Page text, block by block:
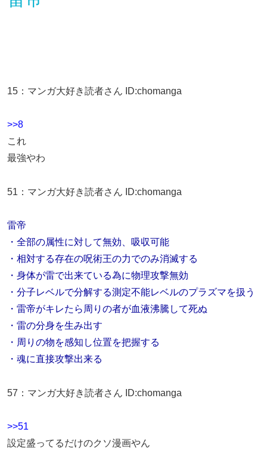
15 ： マンガ大好き読者さん ID:chomanga
>>8
これ
最強やわ
51 ： マンガ大好き読者さん ID:chomanga
雷帝
・全部の属性に対して無効、吸収可能
・相対する存在の呪術王の力でのみ消滅する
・身体が雷で出来ている為に物理攻撃無効
・分子レベルで分解する測定不能レベルのプラズマを扱う
・雷帝がキレたら周りの者が血液沸騰して死ぬ
・雷の分身を生み出す
・周りの物を感知し位置を把握する
・魂に直接攻撃出来る
57 ： マンガ大好き読者さん ID:chomanga
>>51
設定盛ってるだけのクソ漫画やん